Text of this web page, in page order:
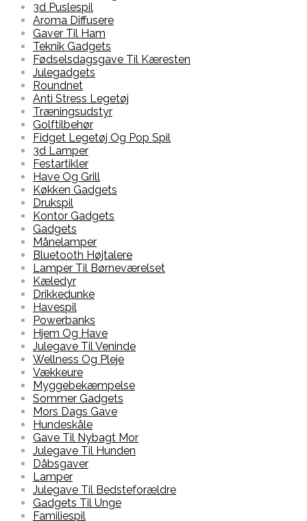
3d Puslespil
Aroma Diffusere
Gaver Til Ham
Teknik Gadgets
Fødselsdagsgave Til Kæresten
Julegadgets
Roundnet
Anti Stress Legetøj
Træningsudstyr
Golftilbehør
Fidget Legetøj Og Pop Spil
3d Lamper
Festartikler
Have Og Grill
Køkken Gadgets
Drukspil
Kontor Gadgets
Gadgets
Månelamper
Bluetooth Højtalere
Lamper Til Børneværelset
Kæledyr
Drikkedunke
Havespil
Powerbanks
Hjem Og Have
Julegave Til Veninde
Wellness Og Pleje
Vækkeure
Myggebekæmpelse
Sommer Gadgets
Mors Dags Gave
Hundeskåle
Gave Til Nybagt Mor
Julegave Til Hunden
Dåbsgaver
Lamper
Julegave Til Bedsteforældre
Gadgets Til Unge
Familiespil